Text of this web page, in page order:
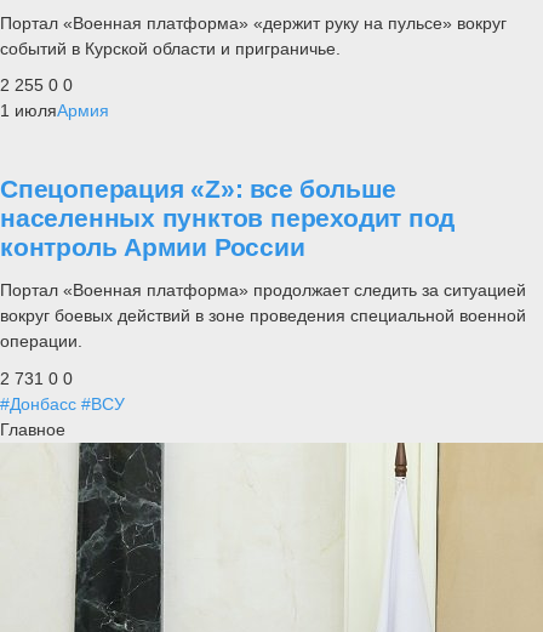
Портал «Военная платформа» «держит руку на пульсе» вокруг
событий в Курской области и приграничье.
2 255 0 0
1 июляАрмия
Спецоперация «Z»: все больше
населенных пунктов переходит под
контроль Армии России
Портал «Военная платформа» продолжает следить за ситуацией
вокруг боевых действий в зоне проведения специальной военной
операции.
2 731 0 0
#Донбасс #ВСУ
Главное